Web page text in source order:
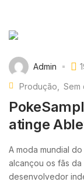
Admin
Produção
Sem
atinge
A moda mundial
alcançou os fãs da
desenvolvedor